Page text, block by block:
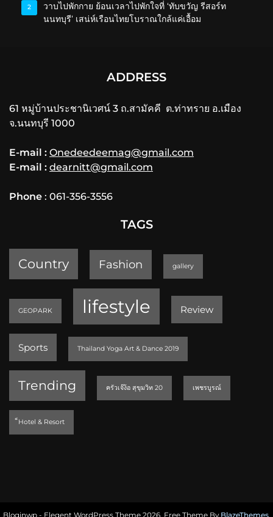
2
วาบไปพักกาย ย้อนเวลาไปพักใจที่ ‘ทับขวัญ รีสอร์ท
นนทบุรี’ เสน่ห์เรือนไทยโบราณใกล้แค่เอื้อม
ADDRESS
61 หมู่บ้านประชานิเวศน์ 3 ถ.สามัคคี ต.ท่าทราย อ.เมือง
จ.นนทบุรี 1000
E-mail : Onedeedeemag@gmail.com
E-mail : dearnitt@gmail.com
Phone : 061-356-3556
TAGS
Country Fashion gallery
GEOPARK lifestyle Review
Sports Thailand Yoga Art & Dance 2019
Trending ครัวเจ๊ง้อ สุขุมวิท 20 เพชรบูรณ์
็Hotel & Resort
Bloginwp - Elegent WordPress Theme 2026. Free Theme By BlazeThemes.